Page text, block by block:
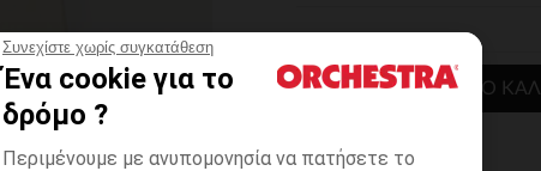
Συνεχίστε χωρίς συγκατάθεση
Ένα cookie για το
δρόμο ?
Περιμένουμε με ανυπομονησία να πατήσετε το
ΠΡΟΣΘΉΚΗ ΣΤΟ